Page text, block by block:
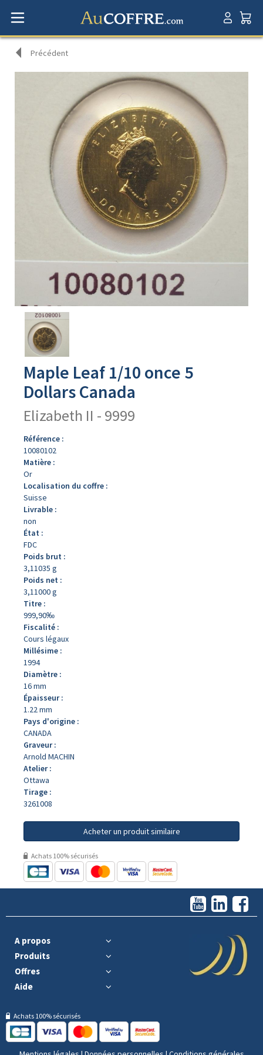
Précédent
Avers
produit
Maple Leaf 1/10 once 5
Dollars Canada
Elizabeth II - 9999
Référence :
10080102
Matière :
Or
Localisation du coffre :
Suisse
Livrable :
non
État :
FDC
Poids brut :
3,11035 g
Poids net :
3,11000 g
Titre :
999,90‰
Fiscalité :
Cours légaux
Millésime :
1994
Diamètre :
16 mm
Épaisseur :
1.22 mm
Pays d'origine :
CANADA
Graveur :
Arnold MACHIN
Atelier :
Ottawa
Tirage :
3261008
Acheter un produit similaire
Achats 100% sécurisés
A propos
Produits
Offres
Aide
Achats 100% sécurisés